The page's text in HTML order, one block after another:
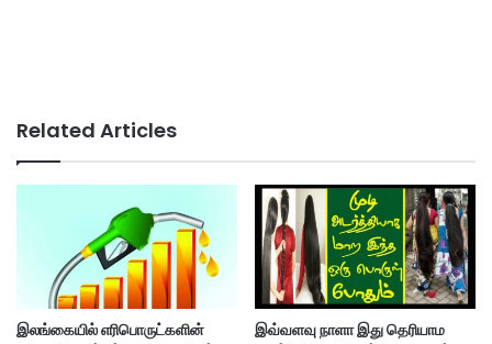
Related Articles
இலங்கையில் எரிபொருட்களின்
இவ்வளவு நாளா இது தெரியாம